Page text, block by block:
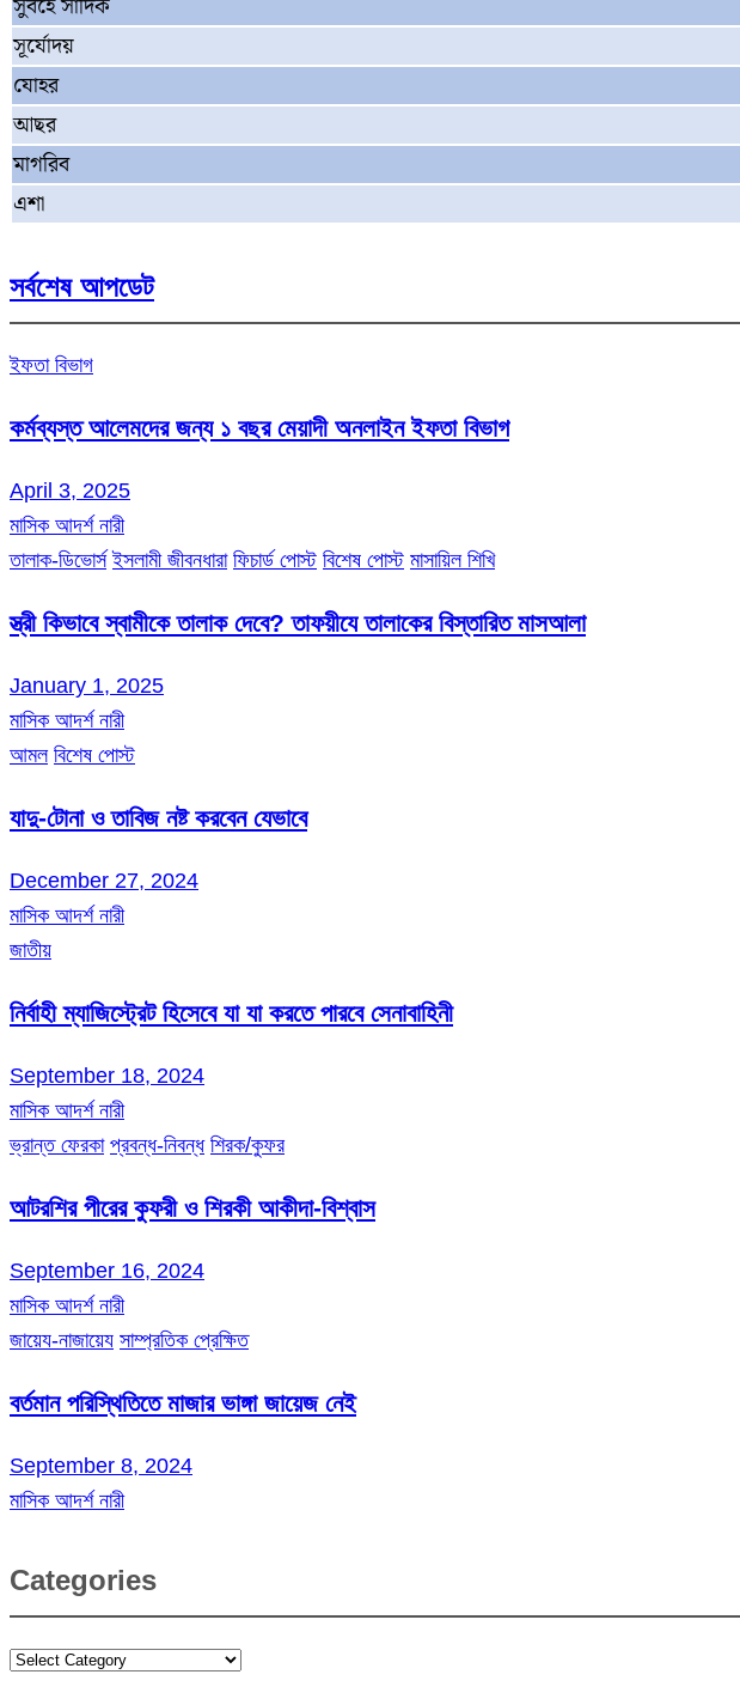
সূর্যোদয়
যোহর
আছর
মাগরিব
এশা
সর্বশেষ আপডেট
ইফতা বিভাগ
কর্মব্যস্ত আলেমদের জন্য ১ বছর মেয়াদী অনলাইন ইফতা বিভাগ
April 3, 2025
মাসিক আদর্শ নারী
তালাক-ডিভোর্স ইসলামী জীবনধারা ফিচার্ড পোস্ট বিশেষ পোস্ট মাসায়িল শিখি
স্ত্রী কিভাবে স্বামীকে তালাক দেবে? তাফয়ীযে তালাকের বিস্তারিত মাসআলা
January 1, 2025
মাসিক আদর্শ নারী
আমল বিশেষ পোস্ট
যাদু-টোনা ও তাবিজ নষ্ট করবেন যেভাবে
December 27, 2024
মাসিক আদর্শ নারী
জাতীয়
নির্বাহী ম্যাজিস্ট্রেট হিসেবে যা যা করতে পারবে সেনাবাহিনী
September 18, 2024
মাসিক আদর্শ নারী
ভ্রান্ত ফেরকা প্রবন্ধ-নিবন্ধ শিরক/কুফর
আটরশির পীরের কুফরী ও শিরকী আকীদা-বিশ্বাস
September 16, 2024
মাসিক আদর্শ নারী
জায়েয-নাজায়েয সাম্প্রতিক প্রেক্ষিত
বর্তমান পরিস্থিতিতে মাজার ভাঙ্গা জায়েজ নেই
September 8, 2024
মাসিক আদর্শ নারী
Categories
Categories